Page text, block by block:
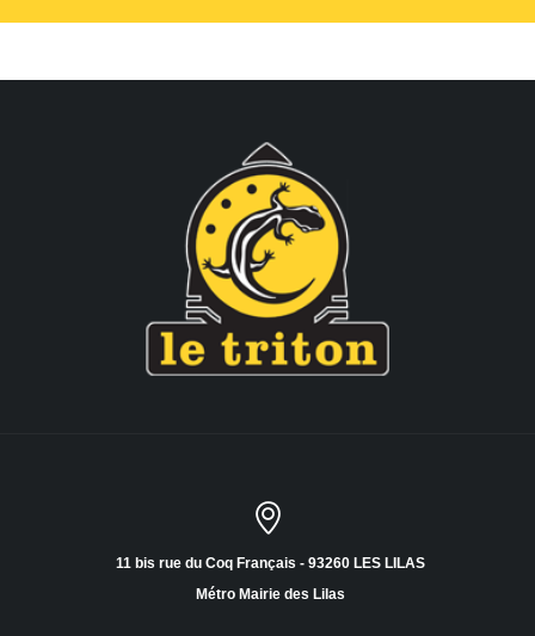
11 bis rue du Coq Français - 93260 LES LILAS
Métro Mairie des Lilas